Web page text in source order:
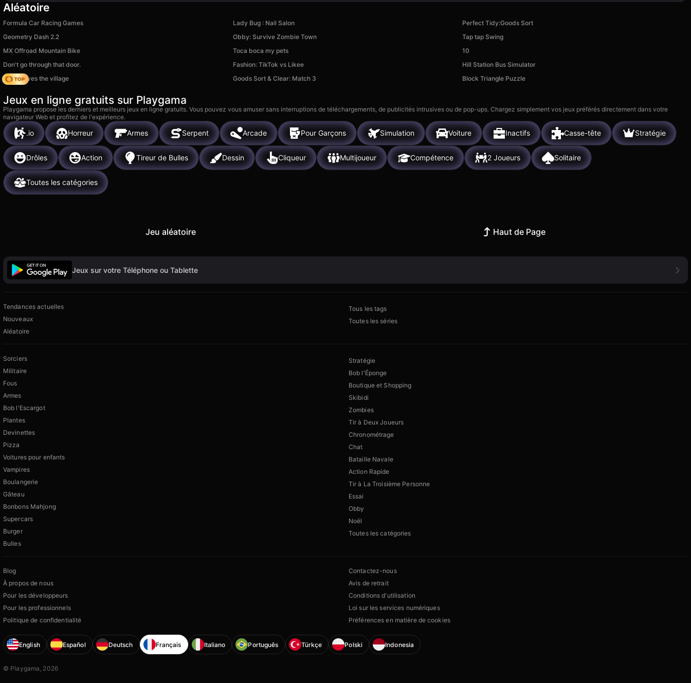
Aléatoire
Formula Car Racing Games Lady Bug : Nail Salon
Perfect Tidy:Goods Sort
Geometry Dash 2.2
Obby: Survive Zombie Town
Tap tap Swing
MX Offroad Mountain Bike
Toca boca my pets
10
Don't go through that door.
Fashion: TikTok vs Likee
Hill Station Bus Simulator
Noob saves the village
Goods Sort & Clear: Match 3 Block Triangle Puzzle
Jeux en ligne gratuits sur Playgama
Playgama propose les derniers et meilleurs jeux en ligne gratuits. Vous pouvez vous amuser sans interruptions de téléchargements, de publicités intrusives ou de pop-ups. Chargez simplement vos jeux préférés directement dans votre
navigateur Web et profitez de l'expérience.
.io Horreur Armes Serpent Arcade Pour Garçons Simulation Voiture Inactifs Casse-tête Stratégie
Drôles Action Tireur de Bulles Dessin Cliqueur Multijoueur Compétence 2 Joueurs Solitaire
Toutes les catégories
Jeu aléatoire Haut de Page
Jeux sur votre Téléphone ou Tablette
Tendances actuelles
Nouveaux
Aléatoire
Tous les tags
Toutes les séries
Sorciers
Militaire
Fous
Armes
Bob l'Escargot
Plantes
Devinettes
Pizza
Voitures pour enfants
Vampires
Boulangerie
Gâteau
Bonbons Mahjong
Supercars
Burger
Bulles
Stratégie
Bob l'Éponge
Boutique et Shopping
Skibidi
Zombies
Tir à Deux Joueurs
Chronométrage
Chat
Bataille Navale
Action Rapide
Tir à La Troisième Personne
Essai
Obby
Noël
Toutes les catégories
Blog
À propos de nous
Pour les développeurs
Pour les professionnels
Politique de confidentialité
Contactez-nous
Avis de retrait
Conditions d'utilisation
Loi sur les services numériques
Préférences en matière de cookies
English Español Deutsch Français Italiano Português Türkçe Polski Indonesia
© Playgama, 2026